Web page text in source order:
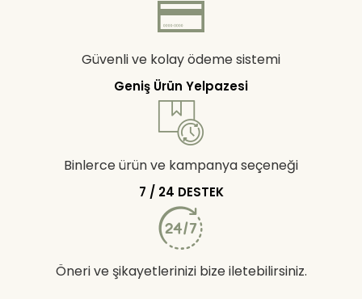
Güvenli ve kolay ödeme sistemi
Geniş Ürün Yelpazesi
Binlerce ürün ve kampanya seçeneği
7 / 24 DESTEK
Öneri ve şikayetlerinizi bize iletebilirsiniz.